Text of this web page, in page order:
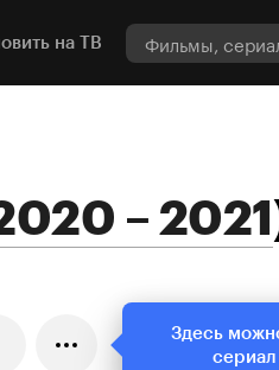
на ТВ
– 2021
Здесь